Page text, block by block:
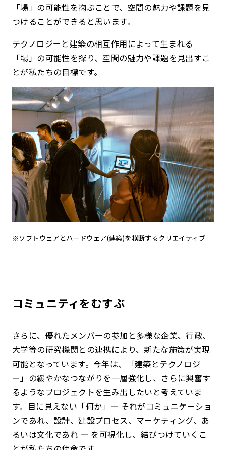
「場」の可能性を掬ぶことで、空間の魅力や課題を見
つけることができると思います。
テクノロジーと建築の相互作用によって生まれる
「場」の可能性を探り、空間の魅力や課題を見出すこ
とが私たちの目標です。
※ソフトウェアとハードウェア(建築)を横断するクリエイティブ
コミュニティをむすぶ
さらに、優れたメンバーの参加と多様な企業、行政、
大学等の研究機関との連携により、新たな施策が実現
可能となっています。今年は、「建築とテクノロジ
ー」の緩やかなつながりを一層強化し、さらに興奮す
るようなプロジェクトを生み出したいと考えていま
す。目に見えない「何か」— それがコミュニケーショ
ンであれ、設計、建設プロセス、マーケティング、あ
るいは文化であれ — を可視化し、結びつけていくこ